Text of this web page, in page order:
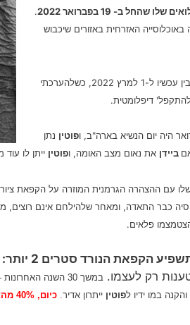
ב- 19 בפברואר 2022
.
האזרחית באזורים שיכבוש
יכה, תהיה בין עכשיו ל-1 למרץ 2022, כשלהערכתי
דיפלומטית.
פוטין נתן
ביידן את נאום מצב האומה, ופוטין ייתן לו
כבר התאדה, ומאחר שלהילחם אינם
פלאים.
סטרים 2 יותר: על רוסיה או על אירופה
רק לעצמו. במשך 30 השנה האחרונות – וביתר שאת, במשך 14 השנים האחרונות,
במו ידיו לפוטין ייתרון אדיר. כיום, 40% מהצריכה מקורה ברוסיה,